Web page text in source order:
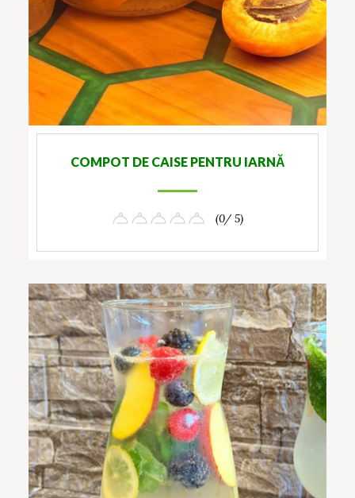
COMPOT DE CAISE PENTRU IARNĂ
(0/ 5)